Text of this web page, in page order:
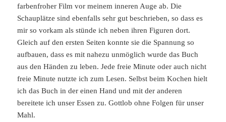
farbenfroher Film vor meinem inneren Auge ab. Die
Schauplätze sind ebenfalls sehr gut beschrieben, so dass es
mir so vorkam als stünde ich neben ihren Figuren dort.
Gleich auf den ersten Seiten konnte sie die Spannung so
aufbauen, dass es mit nahezu unmöglich wurde das Buch
aus den Händen zu leben. Jede freie Minute oder auch nicht
freie Minute nutzte ich zum Lesen. Selbst beim Kochen hielt
ich das Buch in der einen Hand und mit der anderen
bereitete ich unser Essen zu. Gottlob ohne Folgen für unser
Mahl.